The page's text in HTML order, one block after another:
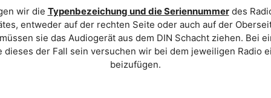
wir die Typenbezeichung und die Seriennummerdes
entweder auf der rechten Seite oder auch auf der
sie das Audiogerät aus dem DIN Schacht ziehen. Bei
der Fall sein versuchen wir bei dem jeweiligen Radio
beizufügen.